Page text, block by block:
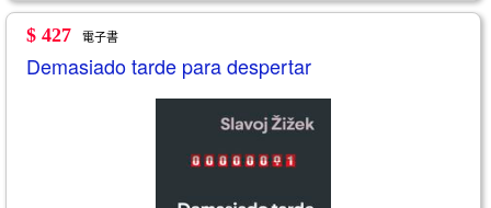
$ 427 電子書
Demasiado tarde para despertar